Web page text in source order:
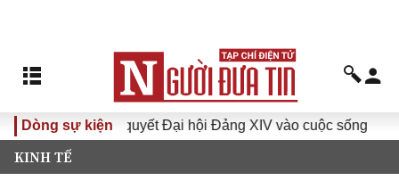
Dòng sự kiện
Nghị quyết Đại hội Đảng XIV vào cuộc sống Hướng
KINH TẾ